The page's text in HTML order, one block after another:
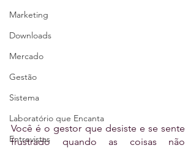
Marketing
Downloads
Mercado
Gestão
Sistema
Laboratório que Encanta
Entrevistas
Você é o gestor que desiste e se sente
frustrado quando as coisas não